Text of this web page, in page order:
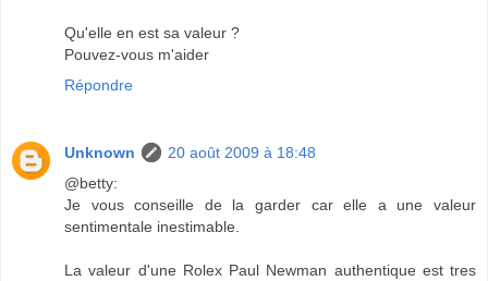
Qu'elle en est sa valeur ?
Pouvez-vous m'aider
Répondre
Unknown
20 août 2009 à 18:48
@betty:
Je vous conseille de la garder car elle a une valeur
sentimentale inestimable.
La valeur d'une Rolex Paul Newman authentique est tres